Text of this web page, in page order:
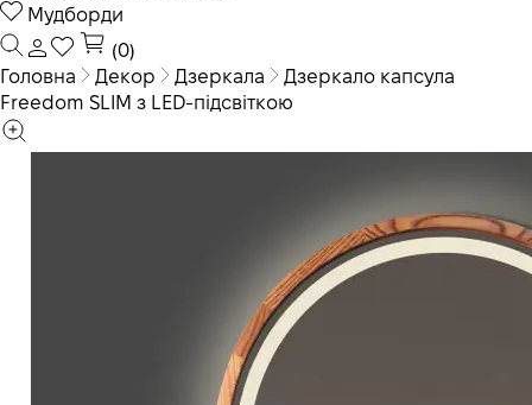
Мудборди
(0)
Головна
Декор Дзеркала
Дзеркало капсула
Freedom SLIM з LED-підсвіткою